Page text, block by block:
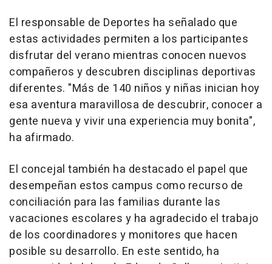
El responsable de Deportes ha señalado que
estas actividades permiten a los participantes
disfrutar del verano mientras conocen nuevos
compañeros y descubren disciplinas deportivas
diferentes. "Más de 140 niños y niñas inician hoy
esa aventura maravillosa de descubrir, conocer a
gente nueva y vivir una experiencia muy bonita",
ha afirmado.
El concejal también ha destacado el papel que
desempeñan estos campus como recurso de
conciliación para las familias durante las
vacaciones escolares y ha agradecido el trabajo
de los coordinadores y monitores que hacen
posible su desarrollo. En este sentido, ha